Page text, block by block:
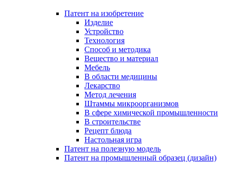
Патент на изобретение
Изделие
Устройство
Технология
Способ и методика
Вещество и материал
Мебель
В области медицины
Лекарство
Метод лечения
Штаммы микроорганизмов
В сфере химической промышленности
В строительстве
Рецепт блюда
Настольная игра
Патент на полезную модель
Патент на промышленный образец (дизайн)